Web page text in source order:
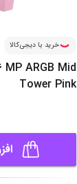
خرید با دیجی‌کالا
MP ARGB Mid
Tower Pink